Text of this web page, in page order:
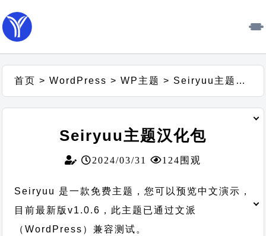
首页 >WordPress >WP主题 > Seiryuu主题汉化包
Seiryuu主题汉化包
2024/03/31 124围观
Seiryuu 是一款免费主题，您可以预览中文演示，
目前最新版v1.0.6，此主题已通过文派
（WordPress）兼容测试。